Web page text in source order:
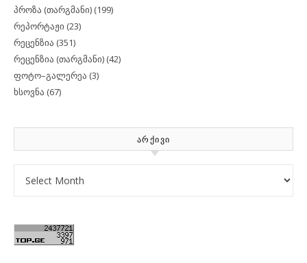
პროზა (თარგმანი) (199)
რეპორტაჟი (23)
რეცენზია (351)
რეცენზია (თარგმანი) (42)
ფოტო–გალერეა (3)
ხსოვნა (67)
ᲐᲠᲥᲘᲕᲘ